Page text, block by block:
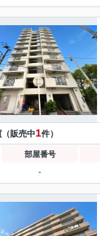
販売中1件）
部屋番号
-